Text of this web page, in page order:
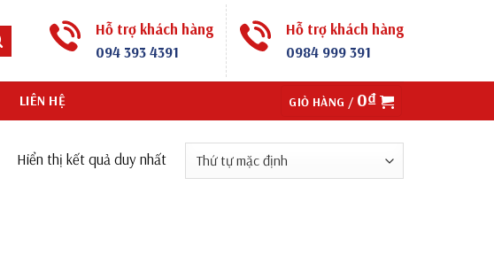
Hỗ trợ khách hàng
094 393 4391
Hỗ trợ khách hàng
0984 999 391
LIÊN HỆ GIỎ HÀNG / 0₫
Hiển thị kết quả duy nhất